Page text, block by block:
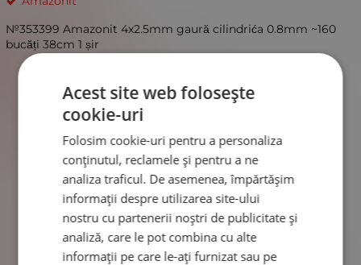
№353399 Amazonit 4x2.5mm gaură cilindrića 0.8mm ~160
bucăți 38cm 1 șir
Acest site web folosește
cookie-uri
Folosim cookie-uri pentru a personaliza
conținutul, reclamele și pentru a ne
analiza traficul. De asemenea, împărtășim
informații despre utilizarea site-ului
nostru cu partenerii noștri de publicitate și
analiză, care le pot combina cu alte
informații pe care le-ați furnizat sau pe